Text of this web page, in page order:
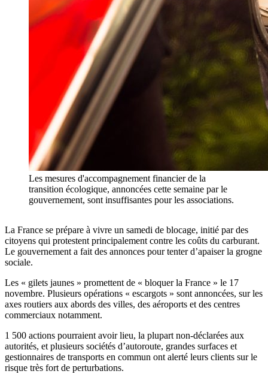
Les mesures d'accompagnement financier de la
transition écologique, annoncées cette semaine par le
gouvernement, sont insuffisantes pour les associations.
La France se prépare à vivre un samedi de blocage, initié par des
citoyens qui protestent principalement contre les coûts du carburant.
Le gouvernement a fait des annonces pour tenter d’apaiser la grogne
sociale.
Les « gilets jaunes » promettent de « bloquer la France » le 17
novembre. Plusieurs opérations « escargots » sont annoncées, sur les
axes routiers aux abords des villes, des aéroports et des centres
commerciaux notamment.
1 500 actions pourraient avoir lieu, la plupart non-déclarées aux
autorités, et plusieurs sociétés d’autoroute, grandes surfaces et
gestionnaires de transports en commun ont alerté leurs clients sur le
risque très fort de perturbations.